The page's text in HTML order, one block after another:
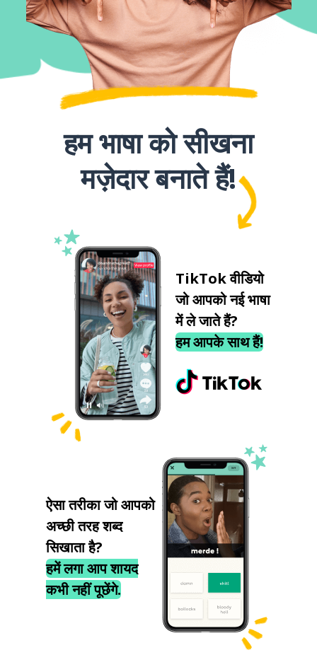
हम भाषा को सीखना
मज़ेदार बनाते हैं!
TikTok वीडियो
जो आपको नई भाषा
में ले जाते हैं?
हम आपके साथ हैं!
ऐसा तरीका जो आपको
अच्छी तरह शब्द
सिखाता है?
हमें लगा आप शायद
कभी नहीं पूछेंगे.